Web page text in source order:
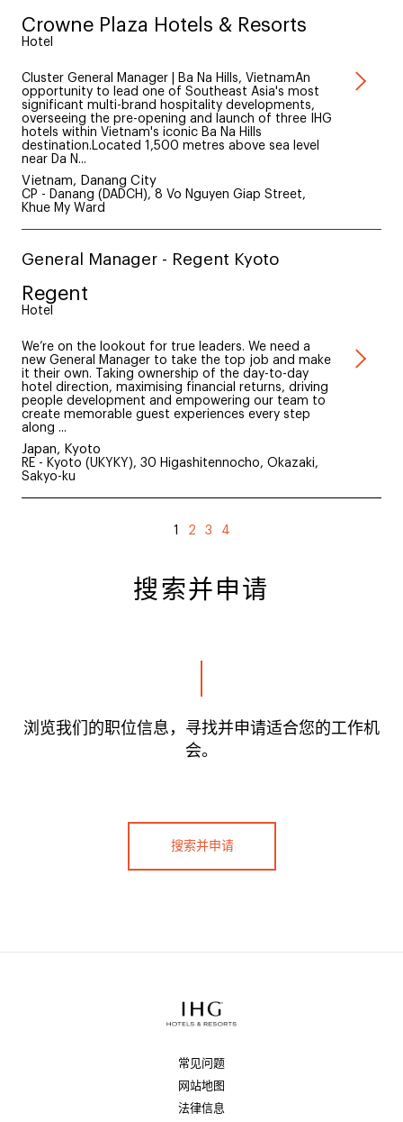
Crowne Plaza Hotels & Resorts
Hotel
Cluster General Manager | Ba Na Hills, VietnamAn
opportunity to lead one of Southeast Asia's most
significant multi-brand hospitality developments,
overseeing the pre-opening and launch of three IHG
hotels within Vietnam's iconic Ba Na Hills
destination.Located 1,500 metres above sea level
near Da N...
Vietnam, Danang City
CP - Danang (DADCH), 8 Vo Nguyen Giap Street,
Khue My Ward
General Manager - Regent Kyoto
Regent
Hotel
We’re on the lookout for true leaders. We need a
new General Manager to take the top job and make
it their own. Taking ownership of the day-to-day
hotel direction, maximising financial returns, driving
people development and empowering our team to
create memorable guest experiences every step
along ...
Japan, Kyoto
RE - Kyoto (UKYKY), 30 Higashitennocho, Okazaki,
Sakyo-ku
1 2 3 4
搜索并申请
搜索并申请
浏览我们的职位信息，寻找并申请适合您的工作机
会。
常见问题
网站地图
法律信息